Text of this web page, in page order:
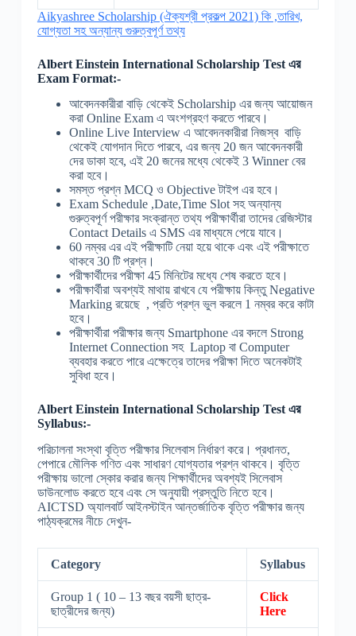
Aikyashree Scholarship (ঐক্যশ্রী প্রকল্প 2021) কি ,তারিখ,
যোগ্যতা সহ অন্যান্য গুরুত্বপূর্ণ তথ্য
Albert Einstein International Scholarship Test এর
Exam Format:-
আবেদনকারীরা বাড়ি থেকেই Scholarship এর জন্য আয়োজন
করা Online Exam এ অংশগ্রহণ করতে পারবে।
Online Live Interview এ আবেদনকারীরা নিজস্ব বাড়ি
থেকেই যোগদান দিতে পারবে, এর জন্য 20 জন আবেদনকারী
দের ডাকা হবে, এই 20 জনের মধ্যে থেকেই 3 Winner বের
করা হবে।
সমস্ত প্রশ্ন MCQ ও Objective টাইপ এর হবে।
Exam Schedule ,Date,Time Slot সহ অন্যান্য
গুরুত্বপূর্ণ পরীক্ষার সংক্রান্ত তথ্য পরীক্ষার্থীরা তাদের রেজিস্টার
Contact Details এ SMS এর মাধ্যমে পেয়ে যাবে।
60 নম্বর এর এই পরীক্ষাটি নেয়া হয়ে থাকে এবং এই পরীক্ষাতে
থাকবে 30 টি প্রশ্ন।
পরীক্ষার্থীদের পরীক্ষা 45 মিনিটের মধ্যে শেষ করতে হবে।
পরীক্ষার্থীরা অবশ্যই মাথায় রাখবে যে পরীক্ষায় কিন্তু Negative
Marking রয়েছে , প্রতি প্রশ্ন ভুল করলে 1 নম্বর করে কাটা
হবে।
পরীক্ষার্থীরা পরীক্ষার জন্য Smartphone এর বদলে Strong
Internet Connection সহ Laptop বা Computer
ব্যবহার করতে পারে এক্ষেত্রে তাদের পরীক্ষা দিতে অনেকটাই
সুবিধা হবে।
Albert Einstein International Scholarship Test এর
Syllabus:-
পরিচালনা সংস্থা বৃত্তি পরীক্ষার সিলেবাস নির্ধারণ করে। প্রধানত,
পেপারে মৌলিক গণিত এবং সাধারণ যোগ্যতার প্রশ্ন থাকবে। বৃত্তি
পরীক্ষায় ভালো স্কোর করার জন্য শিক্ষার্থীদের অবশ্যই সিলেবাস
ডাউনলোড করতে হবে এবং সে অনুযায়ী প্রস্তুতি নিতে হবে।
AICTSD অ্যালবার্ট আইনস্টাইন আন্তর্জাতিক বৃত্তি পরীক্ষার জন্য
পাঠ্যক্রমের নীচে দেখুন-
Category Syllabus
Group 1 ( 10 – 13 বছর বয়সী ছাত্র-
ছাত্রীদের জন্য)
Click
Here